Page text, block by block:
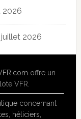
2026
juillet 2026
offre un
VFR.
concernant
héliciers,